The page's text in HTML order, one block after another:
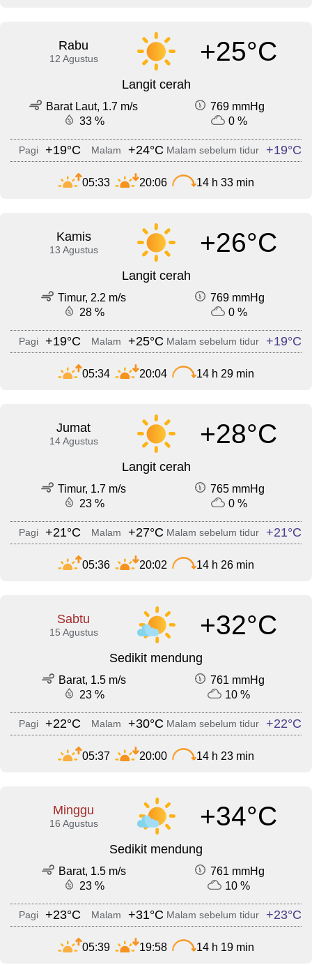
Rabu
12 Agustus +25°C
Langit cerah
Barat Laut, 1.7 m/s
769 mmHg
33 %
0 %
Pagi +19°C Malam +24°C Malam sebelum tidur +19°C
05:33 20:06 14 h 33 min
Kamis
13 Agustus +26°C
Langit cerah
Timur, 2.2 m/s
769 mmHg
28 %
0 %
Pagi +19°C Malam +25°C Malam sebelum tidur +19°C
05:34 20:04 14 h 29 min
Jumat
14 Agustus +28°C
Langit cerah
Timur, 1.7 m/s
765 mmHg
23 %
0 %
Pagi +21°C Malam +27°C Malam sebelum tidur +21°C
05:36 20:02 14 h 26 min
Sabtu
15 Agustus +32°C
Sedikit mendung
Barat, 1.5 m/s
761 mmHg
23 %
10 %
Pagi +22°C Malam +30°C Malam sebelum tidur +22°C
05:37 20:00 14 h 23 min
Minggu
16 Agustus +34°C
Sedikit mendung
Barat, 1.5 m/s
761 mmHg
23 %
10 %
Pagi +23°C Malam +31°C Malam sebelum tidur +23°C
05:39 19:58 14 h 19 min